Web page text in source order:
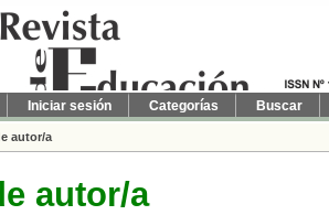
Iniciar sesión Categorías Buscar
autor/a
autor/a